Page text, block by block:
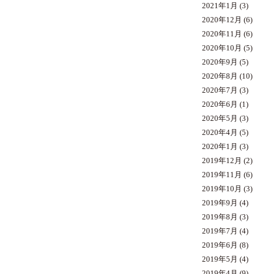
2021年1月 (3)
2020年12月 (6)
2020年11月 (6)
2020年10月 (5)
2020年9月 (5)
2020年8月 (10)
2020年7月 (3)
2020年6月 (1)
2020年5月 (3)
2020年4月 (5)
2020年1月 (3)
2019年12月 (2)
2019年11月 (6)
2019年10月 (3)
2019年9月 (4)
2019年8月 (3)
2019年7月 (4)
2019年6月 (8)
2019年5月 (4)